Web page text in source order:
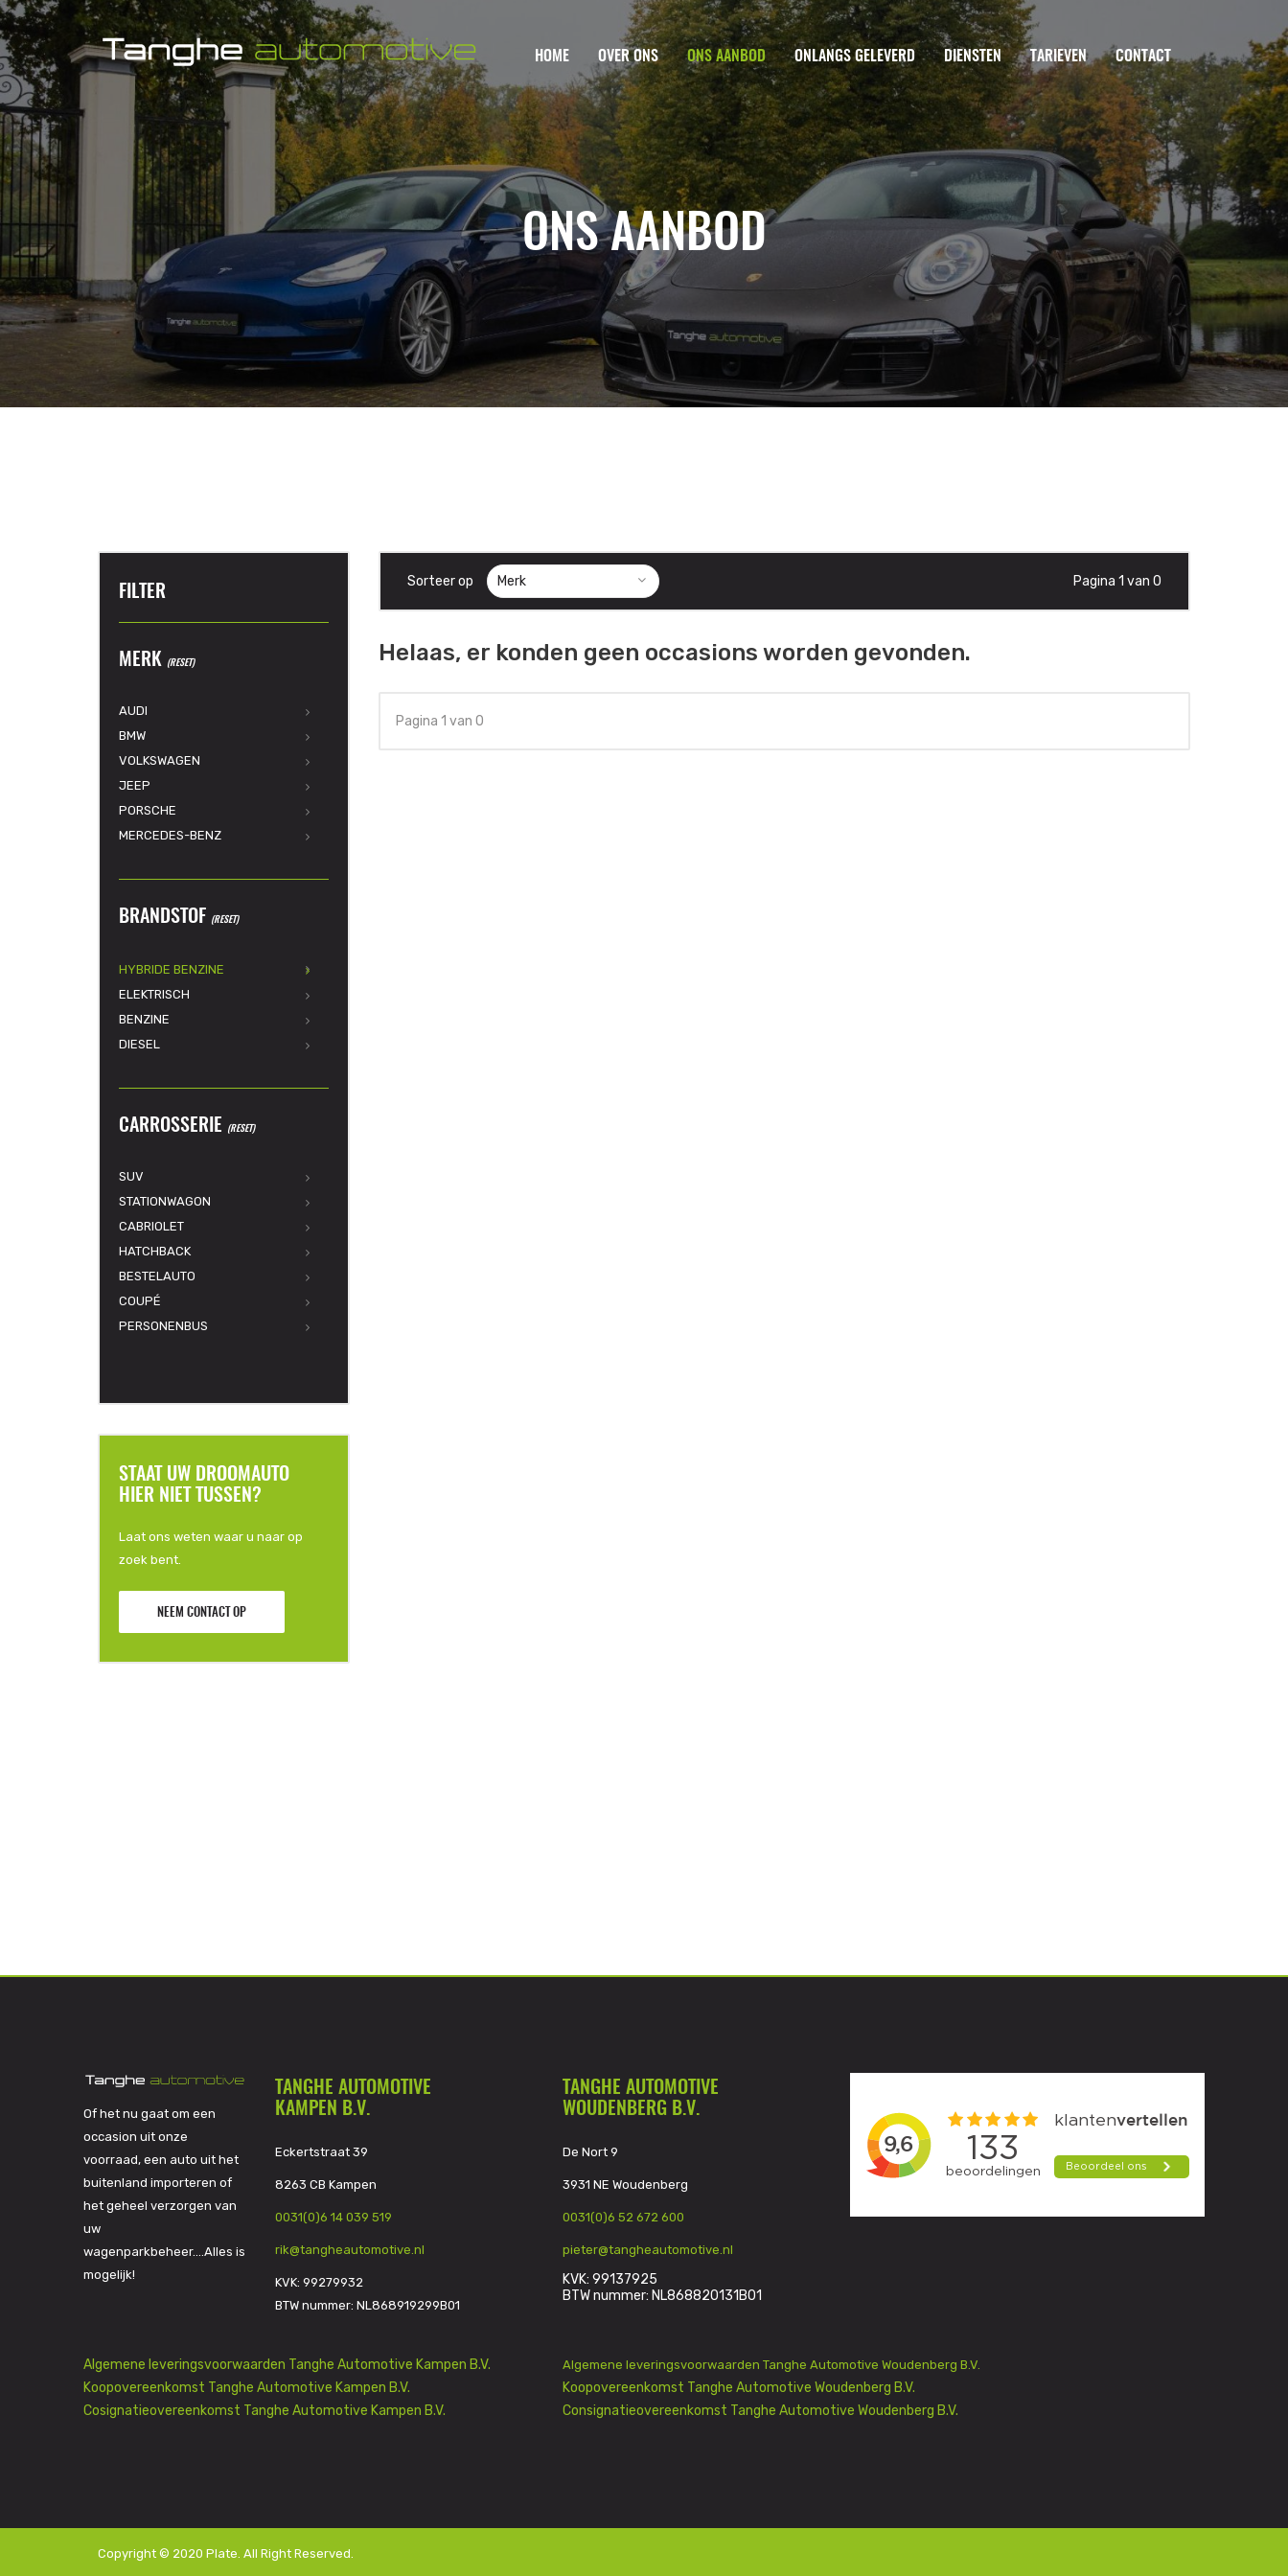
HOME OVER ONS ONS AANBOD ONLANGS GELEVERD DIENSTEN TARIEVEN CONTACT
ONS AANBOD
FILTER
MERK (RESET)
AUDI
BMW
VOLKSWAGEN
JEEP
PORSCHE
MERCEDES-BENZ
BRANDSTOF (RESET)
HYBRIDE BENZINE
ELEKTRISCH
BENZINE
DIESEL
CARROSSERIE (RESET)
SUV
STATIONWAGON
CABRIOLET
HATCHBACK
BESTELAUTO
COUPÉ
PERSONENBUS
STAAT UW DROOMAUTO
HIER NIET TUSSEN?
Laat ons weten waar u naar op
zoek bent.
NEEM CONTACT OP
Sorteer op Pagina 1 van 0
Helaas, er konden geen occasions worden gevonden.
Pagina 1 van 0
Of het nu gaat om een
occasion uit onze
voorraad, een auto uit het
buitenland importeren of
het geheel verzorgen van
uw
wagenparkbeheer….Alles is
mogelijk!
TANGHE AUTOMOTIVE
KAMPEN B.V.
Eckertstraat 39
8263 CB Kampen
0031(0)6 14 039 519
rik@tangheautomotive.nl
KVK: 99279932
BTW nummer: NL868919299B01
TANGHE AUTOMOTIVE
WOUDENBERG B.V.
De Nort 9
3931 NE Woudenberg
0031(0)6 52 672 600
pieter@tangheautomotive.nl
KVK: 99137925
BTW nummer: NL868820131B01
Algemene leveringsvoorwaarden Tanghe Automotive Kampen B.V.
Koopovereenkomst Tanghe Automotive Kampen B.V.
Cosignatieovereenkomst Tanghe Automotive Kampen B.V.
Algemene leveringsvoorwaarden Tanghe Automotive Woudenberg B.V.
Koopovereenkomst Tanghe Automotive Woudenberg B.V.
Consignatieovereenkomst Tanghe Automotive Woudenberg B.V.
Copyright © 2020 Plate . All Right Reserved.